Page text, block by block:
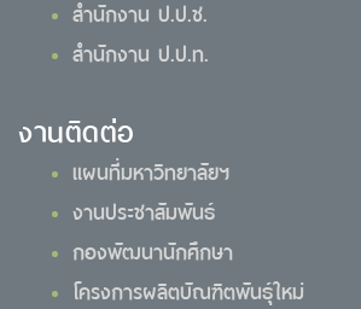
สำนักงาน ป.ป.ช.
สำนักงาน ป.ป.ท.
งานติดต่อ
แผนที่มหาวิทยาลัยฯ
งานประชาสัมพันธ์
กองพัฒนานักศึกษา
โครงการผลิตบัณฑิตพันธุ์ใหม่